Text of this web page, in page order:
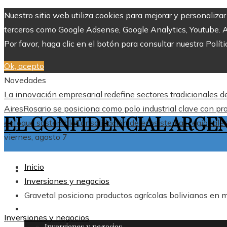
Nuestro sitio web utiliza cookies para mejorar y
terceros como Google Adsense, Google Analytics,
Por favor, haga clic en el botón para consultar nuestra
Ok, acepto
Novedades
La innovación empresarial redefine sectores tradicionales
AiresRosario se posiciona como polo industrial clave con
enfoque sostenibleConsolidación de ecosistemas
viernes, agosto 7
EL CONFIDENCIAL
ARGENTINA
Inicio
Inversiones y negocios
Gravetal posiciona productos agrícolas bolivianos en
Inversiones y negocios